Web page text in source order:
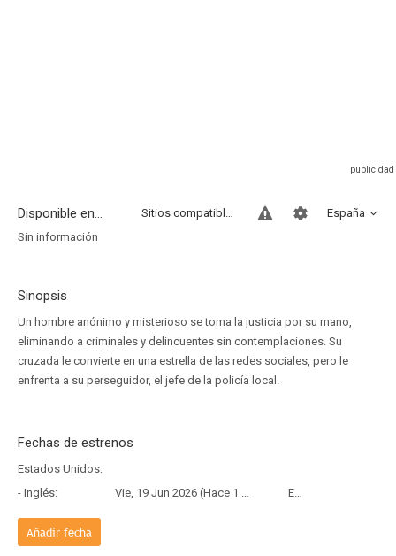
Disponible en... España
Sitios compatibles
Sin información
Sinopsis
Un hombre anónimo y misterioso se toma la justicia por su mano,
eliminando a criminales y delincuentes sin contemplaciones. Su
cruzada le convierte en una estrella de las redes sociales, pero le
enfrenta a su perseguidor, el jefe de la policía local.
Fechas de estrenos
Estados Unidos:
- Inglés:
Vie, 19 Jun 2026 (Hace 1 mes y 19 días) Estreno
Añadir fecha